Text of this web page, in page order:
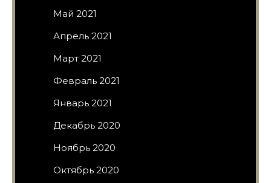
Май 2021
Апрель 2021
Март 2021
Февраль 2021
Январь 2021
Декабрь 2020
Ноябрь 2020
Октябрь 2020